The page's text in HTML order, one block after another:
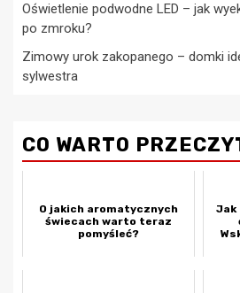
Oświetlenie podwodne LED – jak
po zmroku?
Zimowy urok zakopanego – domki
sylwestra
CO WARTO
O jakich aromatycznych
świecach warto teraz
pomyśleć?
Jak